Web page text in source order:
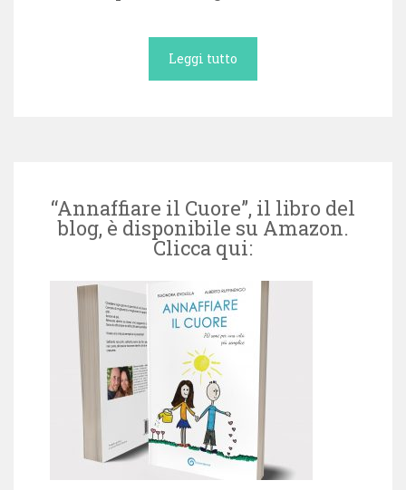
Leggi tutto
“Annaffiare il Cuore”, il libro del
blog, è disponibile su Amazon.
Clicca qui: